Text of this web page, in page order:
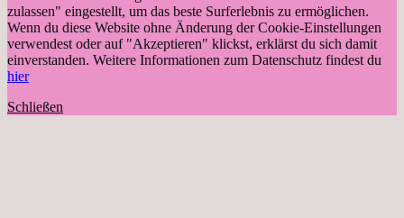
zulassen" eingestellt, um das beste Surferlebnis zu ermöglichen.
Wenn du diese Website ohne Änderung der Cookie-Einstellungen
verwendest oder auf "Akzeptieren" klickst, erklärst du sich damit
einverstanden. Weitere Informationen zum Datenschutz findest du
hier
Schließen